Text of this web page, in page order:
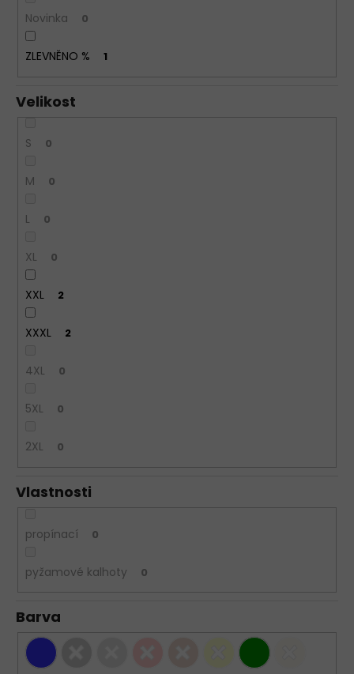
Novinka 0
ZLEVNĚNO % 1
Velikost
S 0
M 0
L 0
XL 0
XXL 2
XXXL 2
4XL 0
5XL 0
2XL 0
Vlastnosti
propínací 0
pyžamové kalhoty 0
Barva
SIELEI
1343
NEW
185